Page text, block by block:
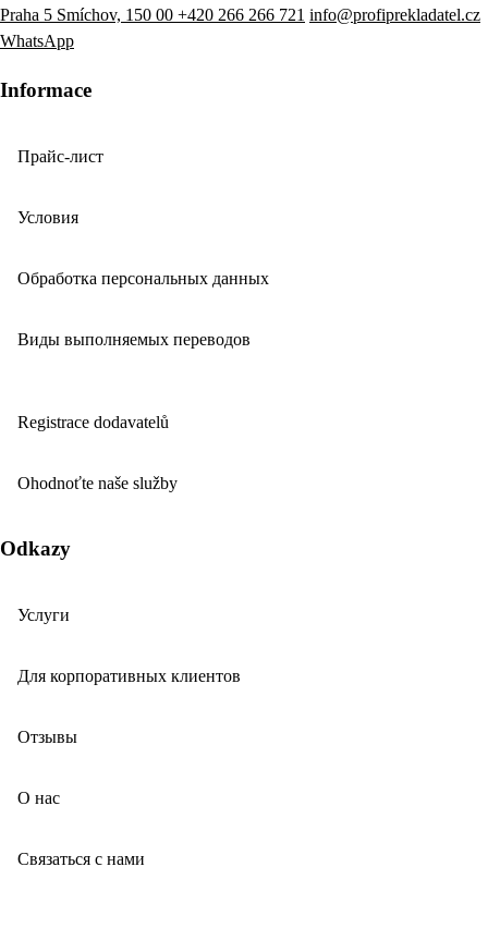
Praha 5 Smíchov, 150 00 +420 266 266 721 info@profiprekladatel.cz
WhatsApp
Informace
Прайс-лист
Условия
Обработка персональных данных
Виды выполняемых переводов
Registrace dodavatelů
Ohodnoťte naše služby
Odkazy
Услуги
Для корпоративных клиентов
Отзывы
О нас
Связаться с нами